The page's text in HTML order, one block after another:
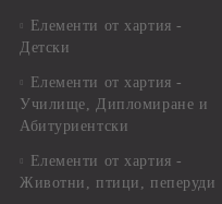
Елементи от хартия -
Детски
Елементи от хартия -
Училище, Дипломиране и
Абитуриентски
Елементи от хартия -
Животни, птици, пеперуди